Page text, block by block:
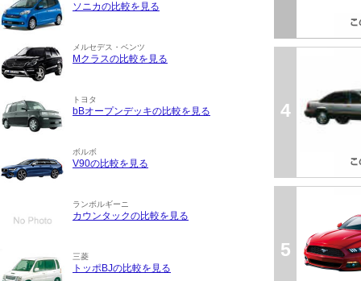
ソニカの比較を見る
メルセデス・ベンツ
Mクラスの比較を見る
トヨタ
bBオープンデッキの比較を見る
ボルボ
V90の比較を見る
ランボルギーニ
カウンタックの比較を見る
三菱
トッポBJの比較を見る
4
5